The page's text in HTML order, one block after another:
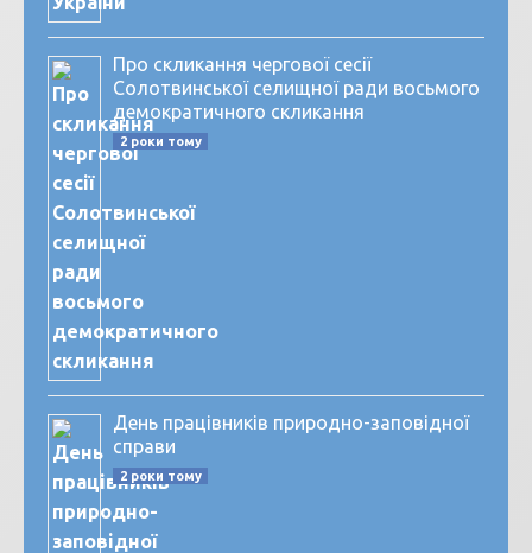
Про скликання чергової сесії
Солотвинської селищної ради восьмого
демократичного скликання
2 роки тому
День працівників природно-заповідної
справи
2 роки тому